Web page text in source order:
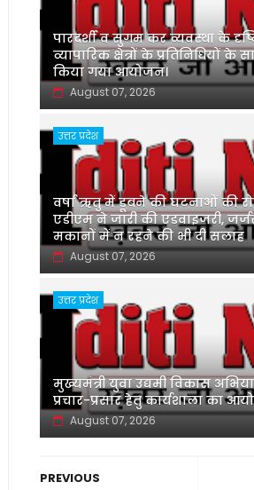
पारदर्शी व सुगम कर व्यवस्था के
व्यापारिक क्षेत्रों के प्रतिनिधियों के
किया गया आयोजन।
August 07, 2026
उत्तर प्रदेश
वर्षा ऋतु में डूबने की घटनाओं की
एडीएम ने जारी की एडवाइजरी,
मकानों में न रहने की भी दी सलाह
August 07, 2026
उत्तर प्रदेश
मुख्यमंत्री युवा उद्यमी विकास
प्रचार-प्रसार हेतु कार्यशाला का
August 07, 2026
PREVIOUS